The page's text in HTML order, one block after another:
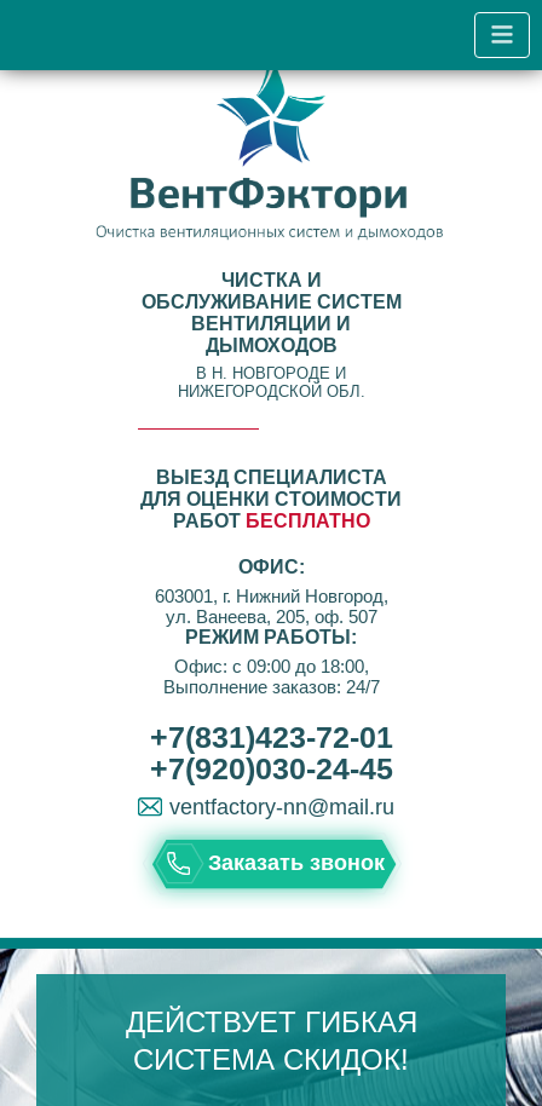
ЧИСТКА И
ОБСЛУЖИВАНИЕ СИСТЕМ
ВЕНТИЛЯЦИИ И
ДЫМОХОДОВ
В Н. НОВГОРОДЕ И
НИЖЕГОРОДСКОЙ ОБЛ.
ВЫЕЗД СПЕЦИАЛИСТА
ДЛЯ ОЦЕНКИ СТОИМОСТИ
РАБОТ БЕСПЛАТНО
ОФИС:
603001, г. Нижний Новгород,
ул. Ванеева, 205, оф. 507
РЕЖИМ РАБОТЫ:
Офис: с 09:00 до 18:00,
Выполнение заказов: 24/7
+7(831)423-72-01
+7(920)030-24-45
ventfactory-nn@mail.ru
Заказать звонок
ДЕЙСТВУЕТ ГИБКАЯ
СИСТЕМА СКИДОК!